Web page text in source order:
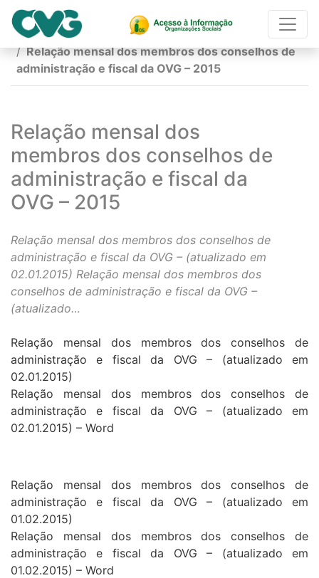
Página Inicial
Relação mensal dos membros dos conselhos de
administração e fiscal da OVG – 2015
Relação mensal dos
membros dos conselhos de
administração e fiscal da
OVG – 2015
Relação mensal dos membros dos conselhos de
administração e fiscal da OVG – (atualizado em
02.01.2015) Relação mensal dos membros dos
conselhos de administração e fiscal da OVG –
(atualizado…
Relação mensal dos membros dos conselhos de
administração e fiscal da OVG – (atualizado em
02.01.2015)
Relação mensal dos membros dos conselhos de
administração e fiscal da OVG – (atualizado em
02.01.2015) – Word
Relação mensal dos membros dos conselhos de
administração e fiscal da OVG – (atualizado em
01.02.2015)
Relação mensal dos membros dos conselhos de
administração e fiscal da OVG – (atualizado em
01.02.2015) – Word